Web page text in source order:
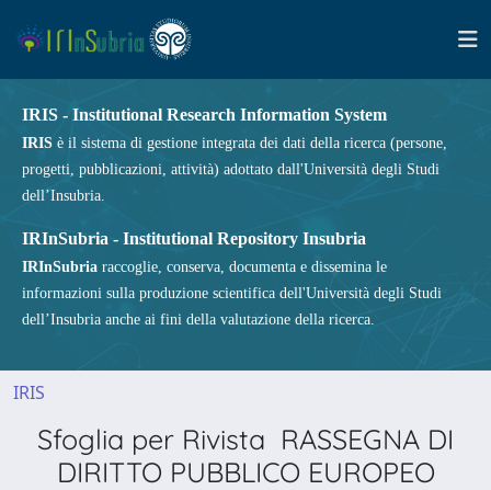
IRIS - Institutional Research Information System
IRIS è il sistema di gestione integrata dei dati della ricerca (persone,
progetti, pubblicazioni, attività) adottato dall'Università degli Studi
dell’Insubria.
IRInSubria - Institutional Repository Insubria
IRInSubria raccoglie, conserva, documenta e dissemina le
informazioni sulla produzione scientifica dell'Università degli Studi
dell’Insubria anche ai fini della valutazione della ricerca.
IRIS
Sfoglia per Rivista RASSEGNA DI
DIRITTO PUBBLICO EUROPEO